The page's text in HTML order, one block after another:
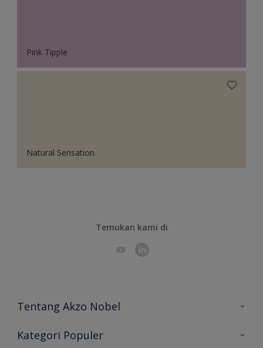
Pink Tipple
Natural Sensation
Temukan kami di
Tentang Akzo Nobel
Hubungi Kami
Kategori Populer